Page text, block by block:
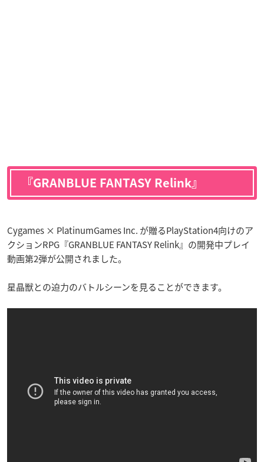
『GRANBLUE FANTASY Relink』
Cygames × PlatinumGames Inc. が贈るPlayStation4向けのア
クションRPG『GRANBLUE FANTASY Relink』の開発中プレイ
動画第2弾が公開されました。
星晶獣との迫力のバトルシーンを見ることができます。